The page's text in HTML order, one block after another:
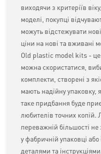
виходячи з критеріїв
моделі, покупці
можуть відстежувати
ціни на нові та вживані
Old plastic model kits - це
можна скористатися,
комплекти, створені з
мають надійну упаковку,
таке придбання буде
любителів точних копій.
переважній більшості
у фабричній упаковці
деталями та